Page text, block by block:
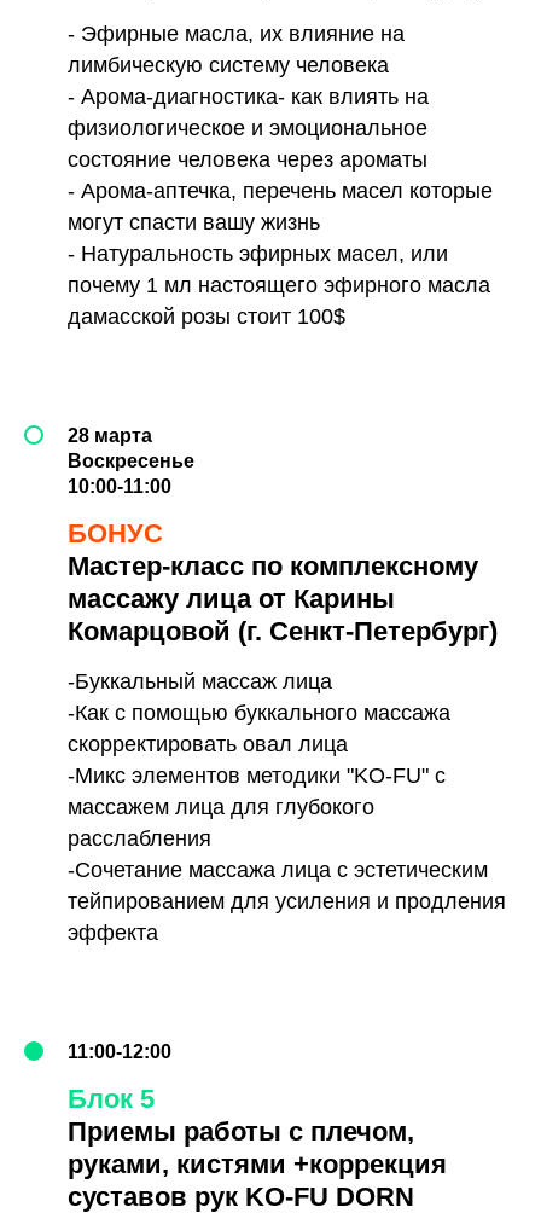
- Эфирные масла, их влияние на
лимбическую систему человека
- Арома-диагностика- как влиять на
физиологическое и эмоциональное
состояние человека через ароматы
- Арома-аптечка, перечень масел которые
могут спасти вашу жизнь
- Натуральность эфирных масел, или
почему 1 мл настоящего эфирного масла
дамасской розы стоит 100$
28 марта
Воскресенье
10:00-11:00
БОНУС
Мастер-класс по комплексному
массажу лица от Карины
Комарцовой (г. Сенкт-Петербург)
-Буккальный массаж лица
-Как с помощью буккального массажа
скорректировать овал лица
-Микс элементов методики "KO-FU" с
массажем лица для глубокого
расслабления
-Сочетание массажа лица с эстетическим
тейпированием для усиления и продления
эффекта
11:00-12:00
Блок 5
Приемы работы с плечом,
руками, кистями +коррекция
суставов рук KO-FU DORN